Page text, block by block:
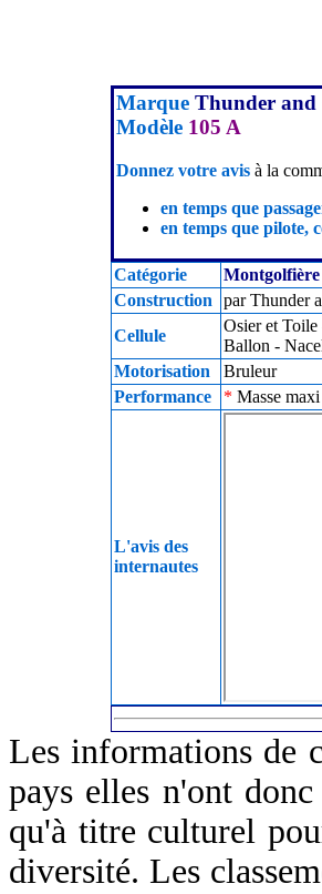
Marque Thunder and
Modèle 105 A
Donnez votre avis à la
en temps que
en temps que pilote,
Catégorie Montgolfière
Construction
par Thunder
Cellule
Osier et
Ballon -
Motorisation
Bruleur
Performance
* Masse
L'avis des
internautes
Les informations de
pays elles n'ont
qu'à titre culturel
diversité. Les